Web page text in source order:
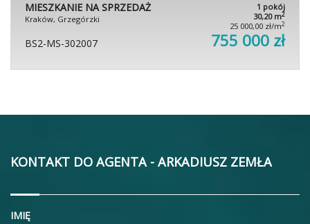
MIESZKANIE NA SPRZEDAŻ
Kraków, Grzegórzki
1 pokój
30,20 m2
25 000,00 zł/m2
BS2-MS-302007 755 000 zł
KONTAKT DO AGENTA - ARKADIUSZ ZEMŁA
IMIĘ